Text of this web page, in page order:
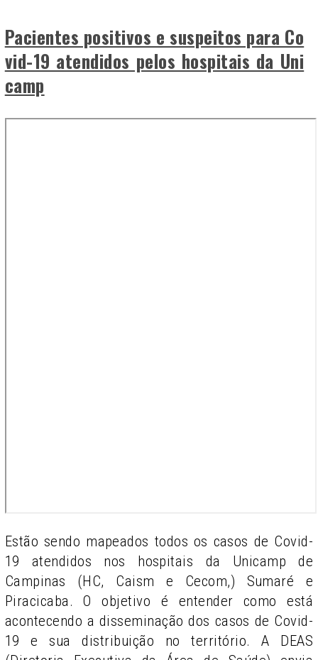
Pacientes positivos e suspeitos para Co
vid-19 atendidos pelos hospitais da Uni
camp
Estão sendo mapeados todos os casos de Covid-
19 atendidos nos hospitais da Unicamp de
Campinas (HC, Caism e Cecom,) Sumaré e
Piracicaba. O objetivo é entender como está
acontecendo a disseminação dos casos de Covid-
19 e sua distribuição no território. A DEAS